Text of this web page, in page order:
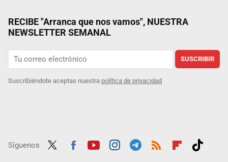
RECIBE "Arranca que nos vamos", NUESTRA
NEWSLETTER SEMANAL
SUSCRIBIR
Suscribiéndote aceptas nuestra política de privacidad
Síguenos